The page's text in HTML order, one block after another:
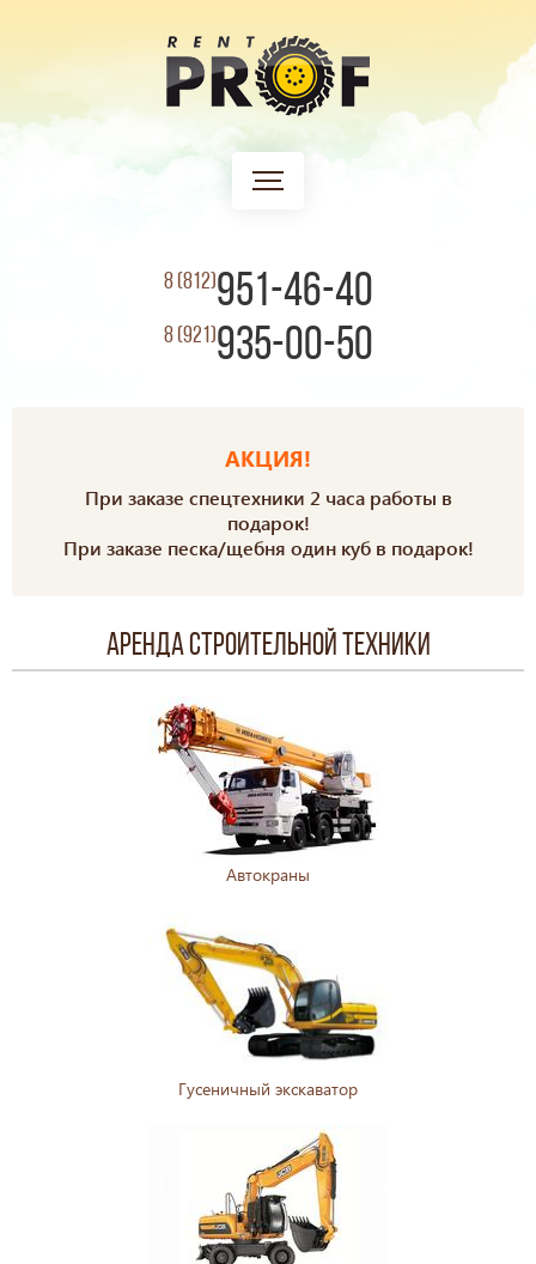
8 (812)951-46-40
8 (921)935-00-50
АКЦИЯ!
При заказе спецтехники 2 часа работы в
подарок!
При заказе песка/щебня один куб в подарок!
Аренда строительной техники
Автокраны
Гусеничный экскаватор